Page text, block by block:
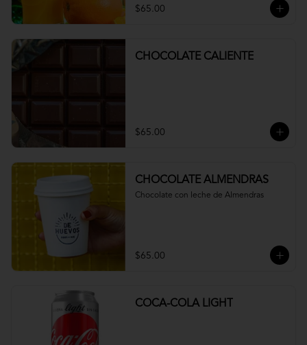
$65.00
CHOCOLATE CALIENTE
$65.00
CHOCOLATE ALMENDRAS
Chocolate con leche de Almendras
$65.00
COCA-COLA LIGHT